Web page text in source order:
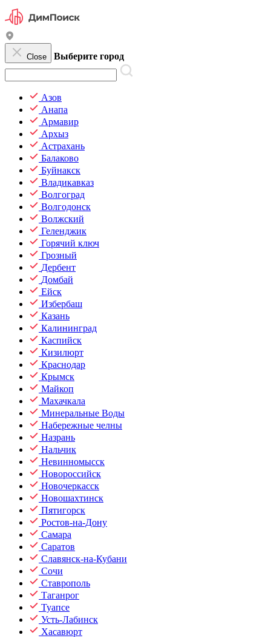
Close Выберите город
Азов
Анапа
Армавир
Архыз
Астрахань
Балаково
Буйнакск
Владикавказ
Волгоград
Волгодонск
Волжский
Геленджик
Горячий ключ
Грозный
Дербент
Домбай
Ейск
Избербаш
Казань
Калининград
Каспийск
Кизилюрт
Краснодар
Крымск
Майкоп
Махачкала
Минеральные Воды
Набережные челны
Назрань
Нальчик
Невинномысск
Новороссийск
Новочеркасск
Новошахтинск
Пятигорск
Ростов-на-Дону
Самара
Саратов
Славянск-на-Кубани
Сочи
Ставрополь
Таганрог
Туапсе
Усть-Лабинск
Хасавюрт